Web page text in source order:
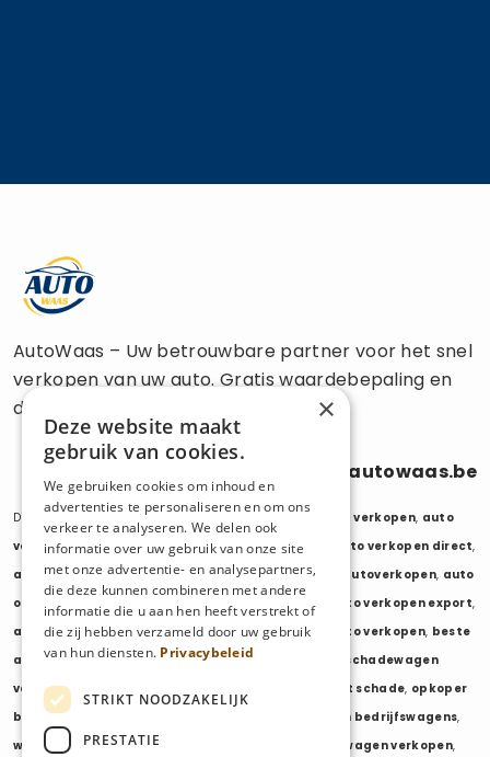
AutoWaas – Uw betrouwbare partner voor het snel
verkopen van uw auto. Gratis waardebepaling en
directe uitbetaling.
info@autowaas.be
Diensten: auto verkopen auto export verkopen, auto
verkopen export,auto verkopen zonder keuring auto verkopen direct,
auto tweedehands verkopen,mijn auto verkopen autoverkopen, auto
opkopers
opkoper auto , export auto verkopen auto verkopen export,
auto opkoper export,opkopen van auto's,oude auto verkopen, beste
auto opkoper,wij kopen auto's,wij kopen uw auto
schadewagen
verkopen
opkoper auto met schade, opkoper
bedrijfswagens
verkopen bedrijfswagens,
wagenpark verkopen, bestelwagen verkopen,
×
Deze website maakt
gebruik van cookies.
We gebruiken cookies om inhoud en
advertenties te personaliseren en om ons
verkeer te analyseren. We delen ook
informatie over uw gebruik van onze site
met onze advertentie- en analysepartners,
die deze kunnen combineren met andere
informatie die u aan hen heeft verstrekt of
die zij hebben verzameld door uw gebruik
van hun diensten. Privacybeleid
STRIKT NOODZAKELIJK
PRESTATIE